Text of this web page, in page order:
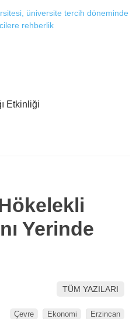
Etkinliği
Yerinde
TÜM YAZILARI
Çevre Ekonomi Erzincan